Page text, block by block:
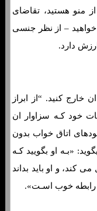
منو هستید، تقاضای
– از نظر جنسی
دارد.
کنید. “از ابراز
خود کـه سزاوار ان
اتاق خواب بدون
«بـه او بگویید کـه
کند، و او باید بداند
رابطه خوب اسـت».